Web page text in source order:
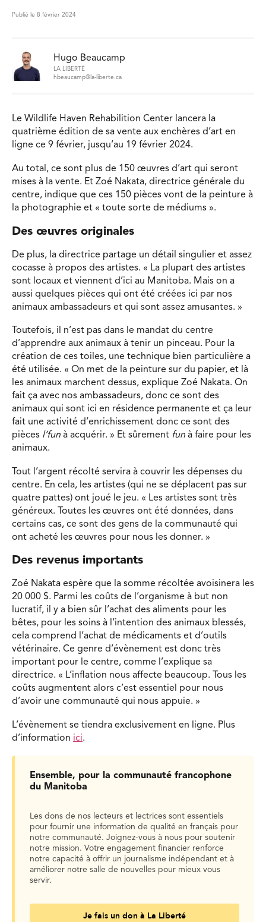
Publié le 8 février 2024
Hugo Beaucamp
LA LIBERTÉ
hbeaucamp@la-liberte.ca
Le Wildlife Haven Rehabilition Center lancera la
quatrième édition de sa vente aux enchères d’art en
ligne ce 9 février, jusqu’au 19 février 2024.
Au total, ce sont plus de 150 œuvres d’art qui seront
mises à la vente. Et Zoé Nakata, directrice générale du
centre, indique que ces 150 pièces vont de la peinture à
la photographie et « toute sorte de médiums ».
Des œuvres originales
De plus, la directrice partage un détail singulier et assez
cocasse à propos des artistes. « La plupart des artistes
sont locaux et viennent d’ici au Manitoba. Mais on a
aussi quelques pièces qui ont été créées ici par nos
animaux ambassadeurs et qui sont assez amusantes. »
Toutefois, il n’est pas dans le mandat du centre
d’apprendre aux animaux à tenir un pinceau. Pour la
création de ces toiles, une technique bien particulière a
été utilisée. « On met de la peinture sur du papier, et là
les animaux marchent dessus, explique Zoé Nakata. On
fait ça avec nos ambassadeurs, donc ce sont des
animaux qui sont ici en résidence permanente et ça leur
fait une activité d’enrichissement donc ce sont des
pièces l’fun à acquérir. » Et sûrement fun à faire pour les
animaux.
Tout l’argent récolté servira à couvrir les dépenses du
centre. En cela, les artistes (qui ne se déplacent pas sur
quatre pattes) ont joué le jeu. « Les artistes sont très
généreux. Toutes les œuvres ont été données, dans
certains cas, ce sont des gens de la communauté qui
ont acheté les œuvres pour nous les donner. »
Des revenus importants
Zoé Nakata espère que la somme récoltée avoisinera les
20 000 $. Parmi les coûts de l’organisme à but non
lucratif, il y a bien sûr l’achat des aliments pour les
bêtes, pour les soins à l’intention des animaux blessés,
cela comprend l’achat de médicaments et d’outils
vétérinaire. Ce genre d’évènement est donc très
important pour le centre, comme l’explique sa
directrice. « L’inflation nous affecte beaucoup. Tous les
coûts augmentent alors c’est essentiel pour nous
d’avoir une communauté qui nous appuie. »
L’évènement se tiendra exclusivement en ligne. Plus
d’information ici.
Ensemble, pour la communauté francophone
du Manitoba
Les dons de nos lecteurs et lectrices sont essentiels
pour fournir une information de qualité en français pour
notre communauté. Joignez-vous à nous pour soutenir
notre mission. Votre engagement financier renforce
notre capacité à offrir un journalisme indépendant et à
améliorer notre salle de nouvelles pour mieux vous
servir.
Je fais un don à La Liberté